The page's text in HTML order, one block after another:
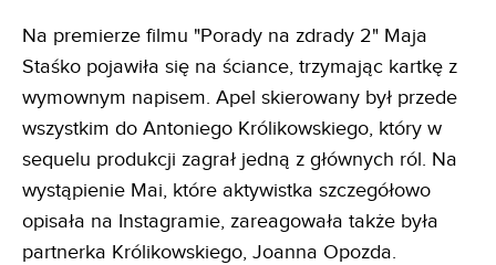
Na premierze filmu "Porady na zdrady 2" Maja
Staśko pojawiła się na ściance, trzymając kartkę z
wymownym napisem. Apel skierowany był przede
wszystkim do Antoniego Królikowskiego, który w
sequelu produkcji zagrał jedną z głównych ról. Na
wystąpienie Mai, które aktywistka szczegółowo
opisała na Instagramie, zareagowała także była
partnerka Królikowskiego, Joanna Opozda.